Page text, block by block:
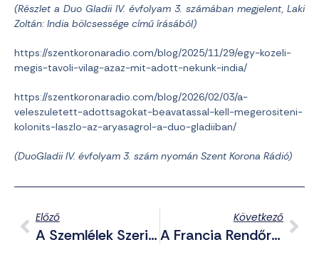
(Részlet a Duo Gladii IV. évfolyam 3. számában megjelent, Laki
Zoltán: India bölcsessége című írásából)
https://szentkoronaradio.com/blog/2025/11/29/egy-kozeli-
megis-tavoli-vilag-azaz-mit-adott-nekunk-india/
https://szentkoronaradio.com/blog/2026/02/03/a-
veleszuletett-adottsagokat-beavatassal-kell-megerositeni-
kolonits-laszlo-az-aryasagrol-a-duo-gladiiban/
(DuoGladii IV. évfolyam 3. szám nyomán Szent Korona Rádió)
Előző
A Szemlélek Szerint Csak A Liberális Püspökök Politizálhatnak
Következő
A Francia Rendőrség Letartóztatta Quentin Feltételezett Gyilkosait